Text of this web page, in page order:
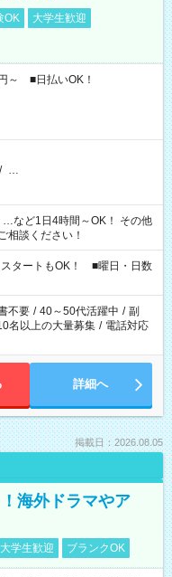
OK
大学生歓迎
～ ■日払いOK！
/ …
1日4時間～OK！ その他
相談ください！
タートもOK！ ■曜日・日数
不要 / 40～50代活躍中 / 副
名以上の大量募集 / 電話対応
詳細へ
掲載日：2026.08.05
海外ドラマやア
大学生歓迎 ブランクOK